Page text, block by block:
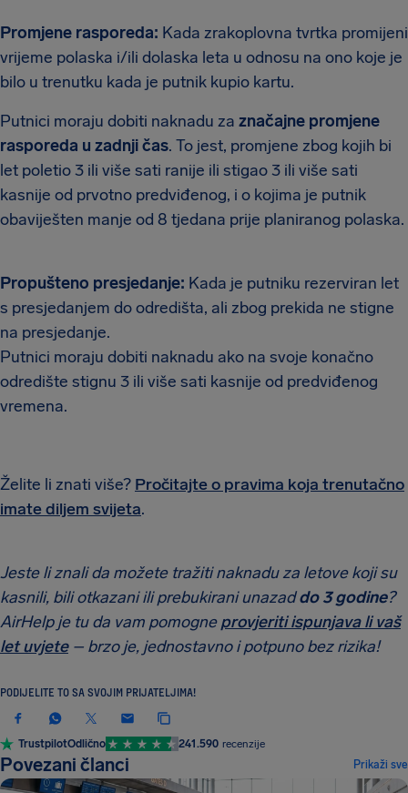
Promjene rasporeda: Kada zrakoplovna tvrtka promijeni
vrijeme polaska i/ili dolaska leta u odnosu na ono koje je
bilo u trenutku kada je putnik kupio kartu.
Putnici moraju dobiti naknadu za značajne promjene
rasporeda u zadnji čas. To jest, promjene zbog kojih bi
let poletio 3 ili više sati ranije ili stigao 3 ili više sati
kasnije od prvotno predviđenog, i o kojima je putnik
obaviješten manje od 8 tjedana prije planiranog polaska.
Propušteno presjedanje: Kada je putniku rezerviran let
s presjedanjem do odredišta, ali zbog prekida ne stigne
na presjedanje.
Putnici moraju dobiti naknadu ako na svoje konačno
odredište stignu 3 ili više sati kasnije od predviđenog
vremena.
Želite li znati više? Pročitajte o pravima koja trenutačno
imate diljem svijeta.
Jeste li znali da možete tražiti naknadu za letove koji su
kasnili, bili otkazani ili prebukirani unazaddo 3 godine?
AirHelp je tu da vam pomogneprovjeriti ispunjava li vaš
let uvjete– brzo je, jednostavno i potpuno bez rizika!
PODIJELITE TO SA SVOJIM PRIJATELJIMA!
TrustpilotOdlično 241.590 recenzije
Povezani članci Prikaži sve